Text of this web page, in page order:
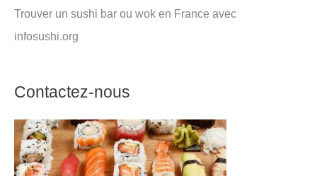
Trouver un sushi bar ou wok en France avec
infosushi.org
Contactez-nous